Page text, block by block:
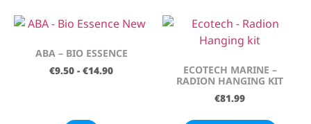
ABA – BIO ESSENCE
€9.50 - €14.90
ECOTECH MARINE –
RADION HANGING KIT
€81.99